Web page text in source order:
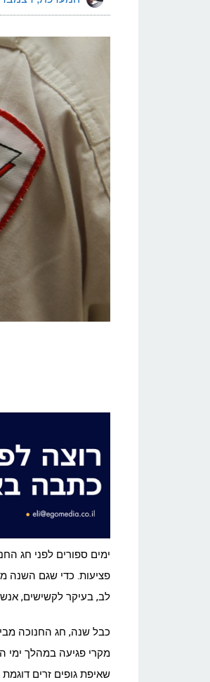
ימים ספורים לפני חג
פציעות. כדי שגם השנה
לב, בעיקר לקשישים,
כבל שנה, חג החנוכה
מקרי פגיעה במהלך ימי
שאיפת גופים זרים